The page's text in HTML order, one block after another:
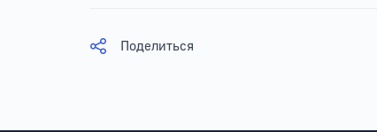
Поделиться